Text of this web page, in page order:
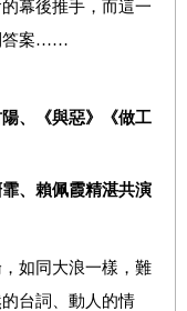
幕後推手，而這一
答案……
、《與惡》《做工
、賴佩霞精湛共演
如同大浪一樣，難
台詞、動人的情